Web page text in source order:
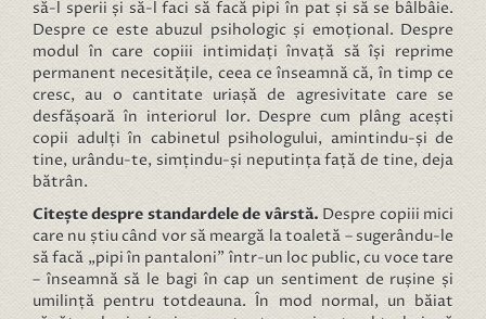
să-l sperii și să-l faci să facă pipi în pat și să se bâlbâie.
Despre ce este abuzul psihologic și emoțional. Despre
modul în care copiii intimidați învață să își reprime
permanent necesitățile, ceea ce înseamnă că, în timp ce
cresc, au o cantitate uriașă de agresivitate care se
desfășoară în interiorul lor. Despre cum plâng acești
copii adulți în cabinetul psihologului, amintindu-și de
tine, urându-te, simțindu-și neputința față de tine, deja
bătrân.
Citește despre standardele de vârstă. Despre copiii mici
care nu știu când vor să meargă la toaletă – sugerându-le
să facă „pipi în pantaloni” într-un loc public, cu voce tare
– înseamnă să le bagi în cap un sentiment de rușine și
umilință pentru totdeauna. În mod normal, un băiat